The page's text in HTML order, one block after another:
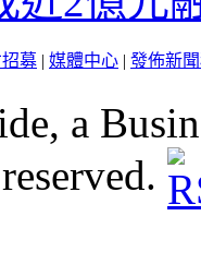
募 | 媒體中心 | 發佈新
a